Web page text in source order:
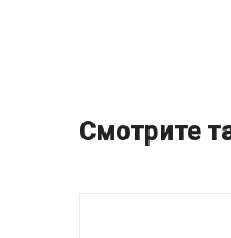
Смотрите